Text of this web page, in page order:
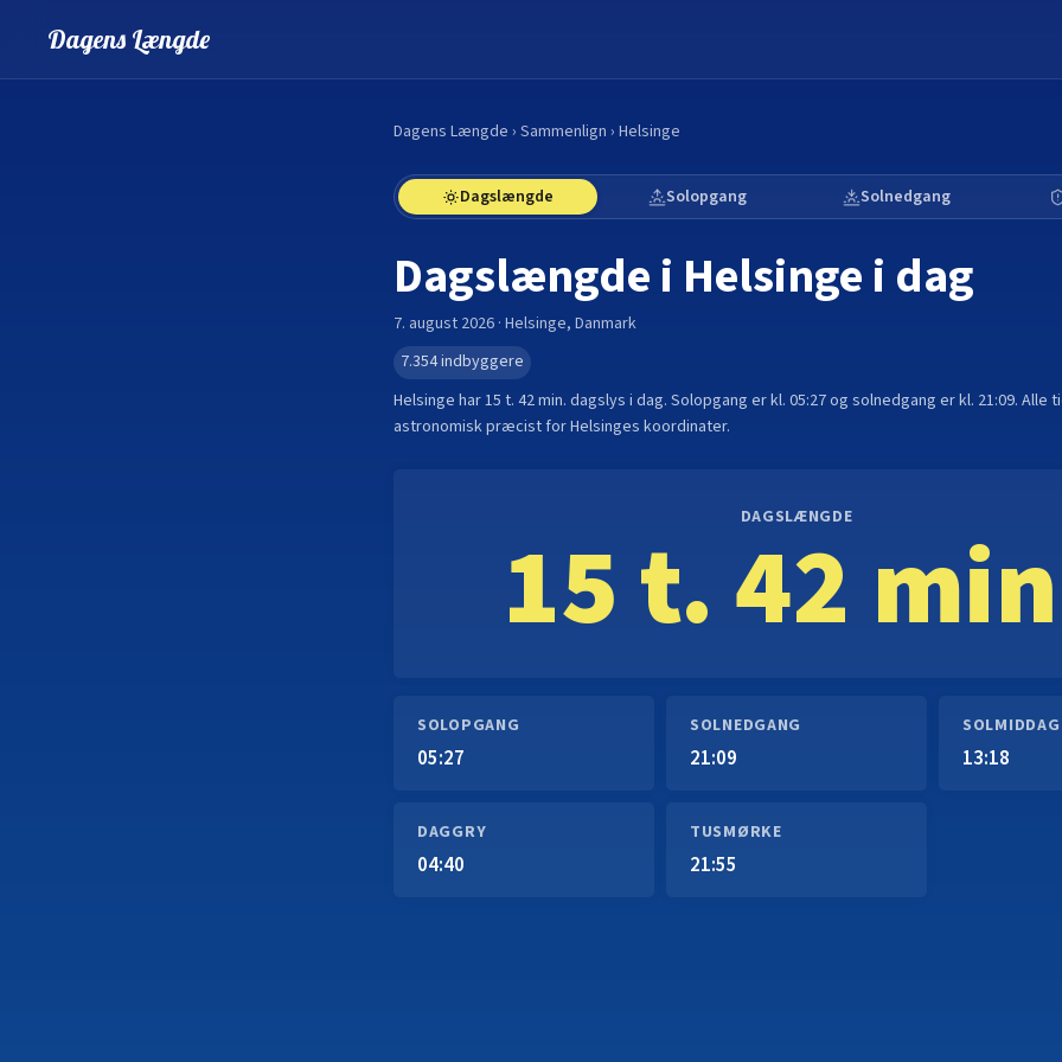
Dagens Længde
Dagens Længde › Sammenlign › Helsinge
Dagslængde Solopgang Solnedgang
Dagslængde i Helsingei dag
7. august 2026 · Helsinge, Danmark
7.354indbyggere
Helsinge har15 t. 42 min. dagslys i dag. Solopgang er kl. 05:27og solnedgang er kl. 21:09. Alle
astronomisk præcist forHelsinges koordinater.
DAGSLÆNGDE
15 t. 42
SOLOPGANG
05:27
SOLNEDGANG
21:09
SOLMIDDAG
13:18
DAGGRY
04:40
TUSMØRKE
21:55